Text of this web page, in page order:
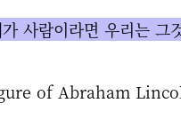
사람이라면 우리는 그
of Abraham